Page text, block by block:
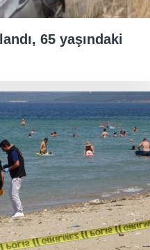
65 yaşındaki